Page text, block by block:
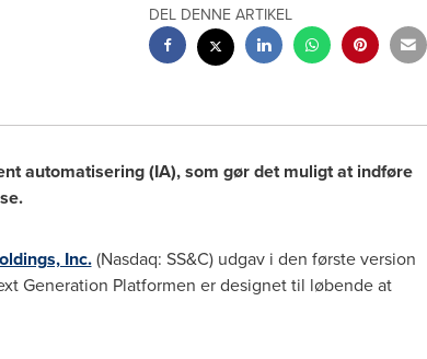
DEL DENNE ARTIKEL
automatisering (IA), som gør det muligt at indføre
Inc.(Nasdaq: SS&C) udgav i den første version
Generation Platformen er designet til løbende at